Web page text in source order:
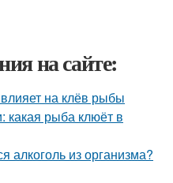
на сайте:
на клёв рыбы
какая рыба клюёт в
алкоголь из организма?